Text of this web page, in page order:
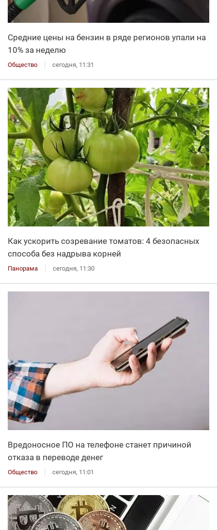
Средние цены на бензин в ряде регионов упали на
10% за неделю
Общество сегодня, 11:31
Как ускорить созревание томатов: 4 безопасных
способа без надрыва корней
Панорама сегодня, 11:30
Вредоносное ПО на телефоне станет причиной
отказа в переводе денег
Общество сегодня, 11:01